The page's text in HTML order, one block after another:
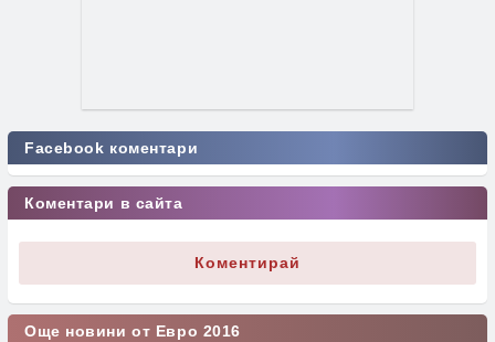
Facebook коментари
Коментари в сайта
Коментирай
Още новини от Евро 2016